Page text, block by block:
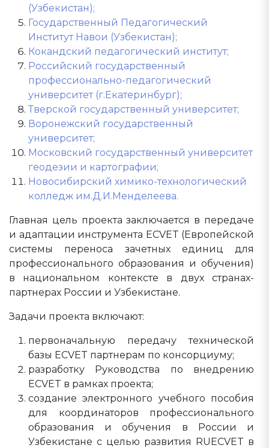
(Узбекистан);
Государственный Педагогический
Институт Навои (Узбекистан);
Кокандский педагогический институт;
Российский государственный
профессионально-педагогический
университет (г.Екатеринбург);
Тверской государственный университет;
Воронежский государственный
университет;
Московский государственный университет
геодезии и картографии;
Новосибирский химико-технологический
колледж им.Д.И.Менделеева.
Главная цель проекта заключается в передаче
и адаптации инструмента ECVET (Европейской
системы переноса зачетных единиц для
профессионального образования и обучения)
в национальном контексте в двух странах-
партнерах России и Узбекистане.
Задачи проекта включают:
первоначальную передачу технической
базы ECVET партнерам по консорциуму;
разработку Руководства по внедрению
ECVET в рамках проекта;
создание электронного учебного пособия
для координаторов профессионального
образования и обучения в России и
Узбекистане с целью развития RUECVET в